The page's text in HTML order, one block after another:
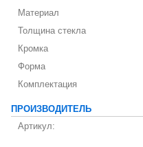
Материал
Толщина стекла
Кромка
Форма
Комплектация
ПРОИЗВОДИТЕЛЬ
Артикул: